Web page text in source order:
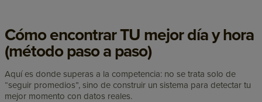
Cómo encontrar TU mejor día y hora
(método paso a paso)
Aquí es donde superas a la competencia: no se trata solo de
“seguir promedios”, sino de construir un sistema para detectar tu
mejor momento con datos reales.